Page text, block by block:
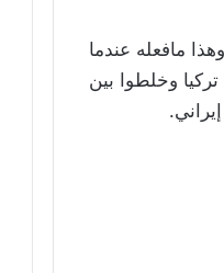
مافعله عندما
وخلطوا بين